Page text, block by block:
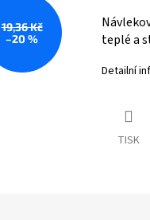
19,36 Kč
–20 %
teplé a
Detailní
TISK